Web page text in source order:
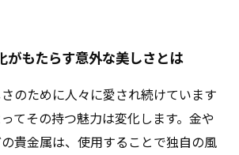
がもたらす意外な美しさとは
のために人々に愛され続けています
てその持つ魅力は変化します。金や
貴金属は、使用することで独自の風